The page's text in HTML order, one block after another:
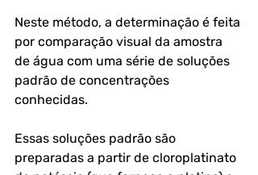
Neste método, a determinação é feita
por comparação visual da amostra
de água com uma série de soluções
padrão de concentrações
conhecidas.
Essas soluções padrão são
preparadas a partir de cloroplatinato